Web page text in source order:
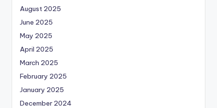
August 2025
June 2025
May 2025
April 2025
March 2025
February 2025
January 2025
December 2024